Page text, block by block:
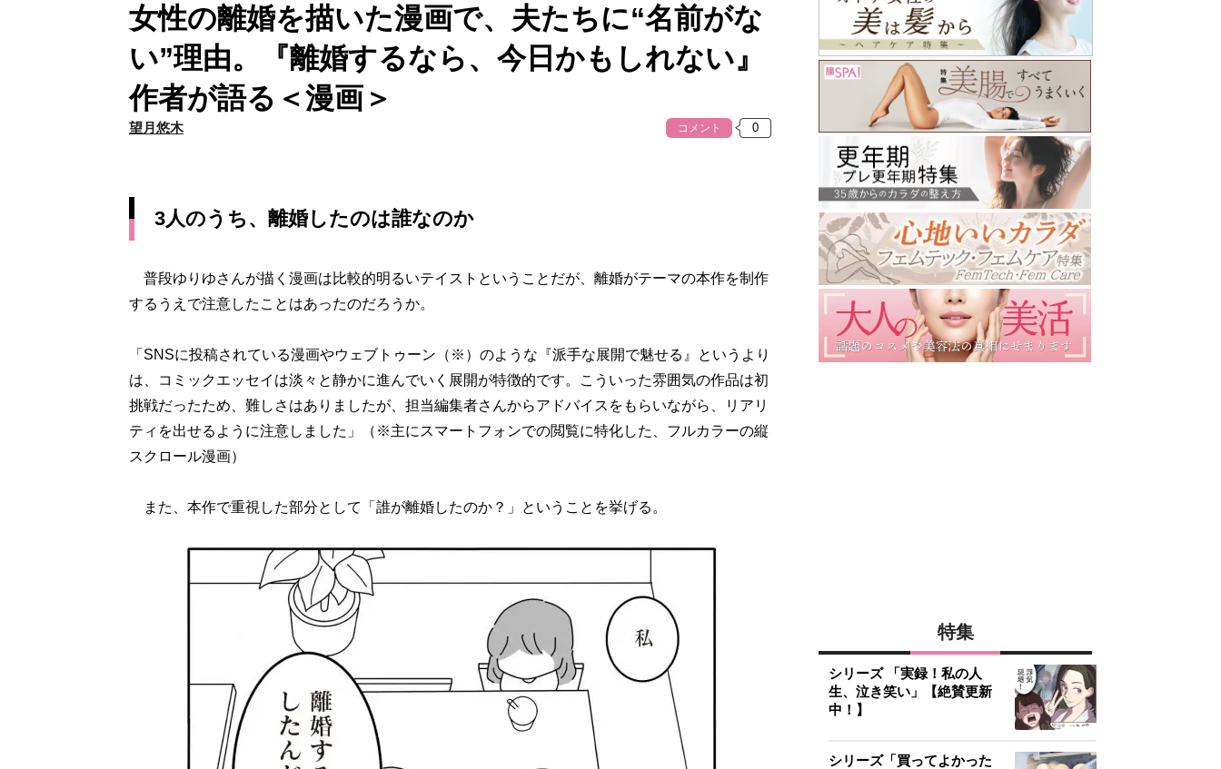
女性の離婚を描いた漫画で、夫たちに“名前がな
い”理由。『離婚するなら、今日かもしれない』
作者が語る＜漫画＞
望月悠木 コメント
3人のうち、離婚したのは誰なのか
普段ゆりゆさんが描く漫画は比較的明るいテイストということだが、離婚がテーマの本作を制作
するうえで注意したことはあったのだろうか。
「SNSに投稿されている漫画やウェブトゥーン（※）のような『派手な展開で魅せる』というより
は、コミックエッセイは淡々と静かに進んでいく展開が特徴的です。こういった雰囲気の作品は初
挑戦だったため、難しさはありましたが、担当編集者さんからアドバイスをもらいながら、リアリ
ティを出せるように注意しました」（※主にスマートフォンでの閲覧に特化した、フルカラーの縦
スクロール漫画）
また、本作で重視した部分として「誰が離婚したのか？」ということを挙げる。
特集
シリーズ 「実録！私の人
生、泣き笑い」【絶賛更新
中！】
シリーズ「買ってよかった